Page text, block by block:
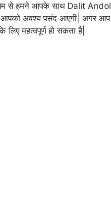
से हमने आपके साथ Dalit
अवश्य पसंद आएगी| अगर आप
महत्वपूर्ण हो सकता है|